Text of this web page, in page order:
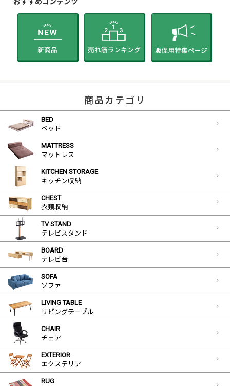
商品カテゴリ
BED
ベッド
MATTRESS
マットレス
KITCHEN STORAGE
キッチン収納
CHEST
衣類収納
TV STAND
テレビスタンド
BOARD
テレビ台
SOFA
ソファ
LIVING TABLE
リビングテーブル
CHAIR
チェア
EXTERIOR
エクステリア
RUG